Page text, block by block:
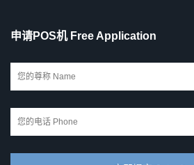
申请POS机 Free Application